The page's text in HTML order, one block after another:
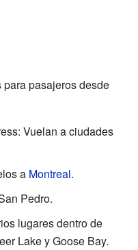
pasajeros desde
Vuelan a ciudades
a Montreal.
Pedro.
lugares dentro de
Lake y Goose Bay.